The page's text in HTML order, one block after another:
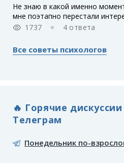
Не знаю в какой именно
мне поэтапно перестали
1737
4 ответа
Все советы психологов
🔥 Горячие
Телеграм
Понедельник по-